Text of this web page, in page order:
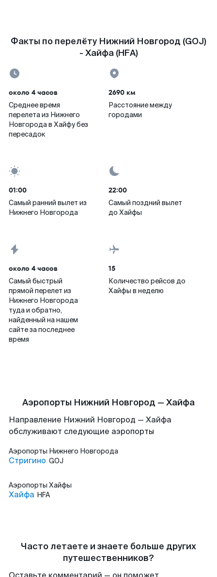
Факты по перелёту Нижний Новгород (GOJ)
- Хайфа (HFA)
около 4 часов
Среднее время
перелета из Нижнего
Новгорода в Хайфу без
пересадок
2690 км
Расстояние между
городами
01:00
Самый ранний вылет из
Нижнего Новгорода
22:00
Самый поздний вылет
до Хайфы
около 4 часов
Самый быстрый
прямой перелет из
Нижнего Новгорода
туда и обратно,
найденный на нашем
сайте за последнее
время
15
Количество рейсов до
Хайфы в неделю
Аэропорты Нижний Новгород — Хайфа
Направление Нижний Новгород — Хайфа
обслуживают следующие аэропорты
Аэропорты Нижнего Новгорода
Стригино GOJ
Аэропорты Хайфы
Хайфа HFA
Часто летаете и знаете больше других
путешественников?